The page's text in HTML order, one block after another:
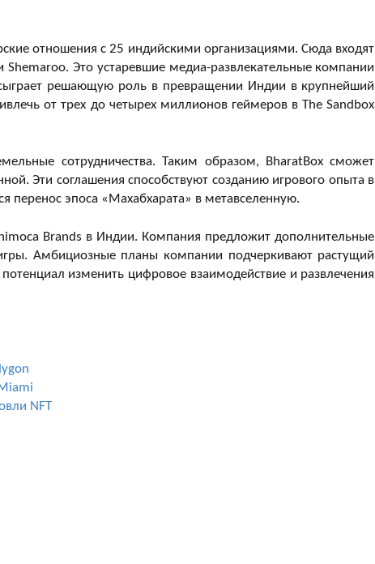
отношения с 25 индийскими организациями. Сюда входят
Это устаревшие медиа-развлекательные компании
сыграет решающую роль в превращении Индии в крупнейший
от трех до четырех миллионов геймеров в The Sandbox
сотрудничества. Таким образом, BharatBox сможет
Эти соглашения способствуют созданию игрового опыта в
эпоса «Махабхарата» в метавселенную.
Brands в Индии. Компания предложит дополнительные
Амбициозные планы компании подчеркивают растущий
изменить цифровое взаимодействие и развлечения
NFT